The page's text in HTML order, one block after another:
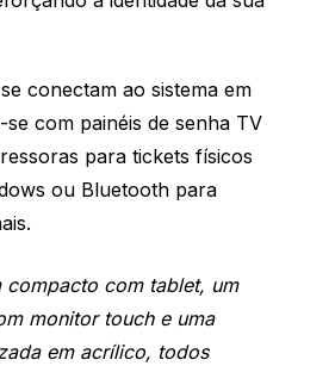
conectam ao sistema em
com painéis de senha TV
para tickets físicos
ou Bluetooth para
compacto com tablet, um
monitor touch e uma
em acrílico, todos